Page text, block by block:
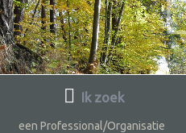
Ik zoek
een Professional/Organisatie